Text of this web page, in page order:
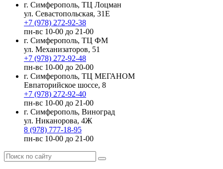
г. Симферополь, ТЦ Лоцман
ул. Севастопольская, 31Е
+7 (978) 272-92-38
пн-вс 10-00 до 21-00
г. Симферополь, ТЦ ФМ
ул. Механизаторов, 51
+7 (978) 272-92-48
пн-вс 10-00 до 20-00
г. Симферополь, ТЦ МЕГАНОМ
Евпаторийское шоссе, 8
+7 (978) 272-92-40
пн-вс 10-00 до 21-00
г. Симферополь, Виноград
ул. Никанорова, 4Ж
8 (978) 777-18-95
пн-вс 10-00 до 21-00